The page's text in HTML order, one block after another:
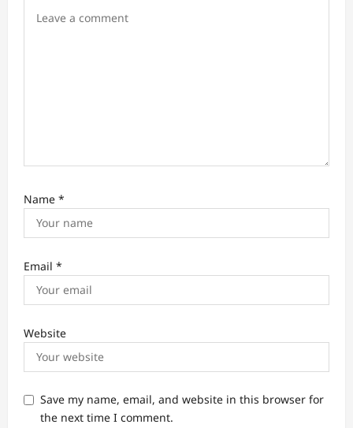
Name *
Email *
Website
Save my name, email, and website in this browser for
the next time I comment.